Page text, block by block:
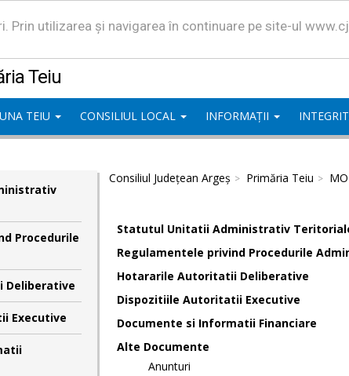
Prin utilizarea și navigarea în continuare pe site-ul
Teiu
TEIU CONSILIUL LOCAL INFORMAȚII
Procedurile
Deliberative
Executive
Consiliul Județean Argeș Primăria Teiu
Statutul Unitatii Administrativ
Regulamentele privind Procedurile
Hotararile Autoritatii Deliberative
Dispozitiile Autoritatii Executive
Documente si Informatii Financiare
Alte Documente
Anunturi